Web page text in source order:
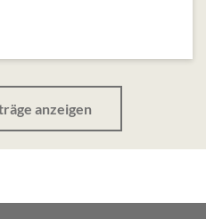
anzeigen